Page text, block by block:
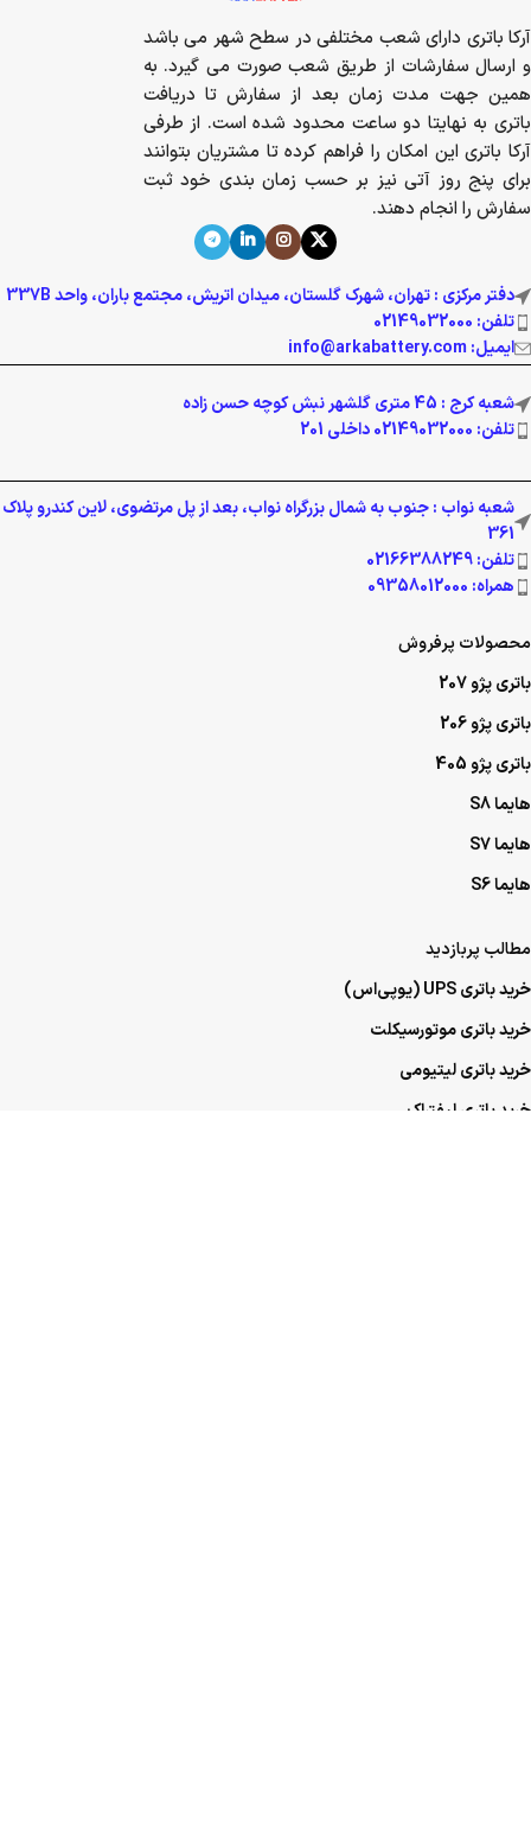
آرکا باتری دارای شعب مختلفی در سطح شهر می باشد
و ارسال سفارشات از طریق شعب صورت می گیرد. به
همین جهت مدت زمان بعد از سفارش تا دریافت
باتری به نهایتا دو ساعت محدود شده است. از طرفی
آرکا باتری این امکان را فراهم کرده تا مشتریان بتوانند
برای پنج روز آتی نیز بر حسب زمان بندی خود ثبت
سفارش را انجام دهند.
دفتر مرکزی : تهران، شهرک گلستان، میدان اتریش، مجتمع باران، واحد 337B
تلفن: 02149032000
ایمیل: info@arkabattery.com
شعبه کرج : 45 متری گلشهر نبش کوچه حسن زاده
تلفن: 02149032000 داخلی 201
شعبه نواب : جنوب به شمال بزرگراه نواب، بعد از پل مرتضوی، لاین کندرو پلاک
361
تلفن: 02166388249
همراه: 09358012000
محصولات پرفروش
باتری پژو 207
باتری پژو 206
باتری پژو 405
هایما S8
هایما S7
هایما S6
مطالب پربازدید
خرید باتری UPS (یو‌پی‌اس)
خرید باتری موتورسیکلت
خرید باتری لیتیومی
خرید باتری لیفتراک